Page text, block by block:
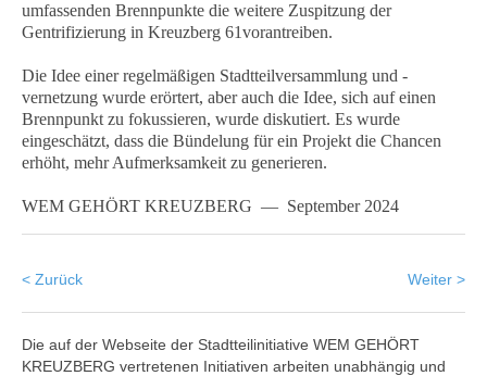
umfassenden Brennpunkte die weitere Zuspitzung der
Gentrifizierung in Kreuzberg 61vorantreiben.
Die Idee einer regelmäßigen Stadtteilversammlung und -
vernetzung wurde erörtert, aber auch die Idee, sich auf einen
Brennpunkt zu fokussieren, wurde diskutiert. Es wurde
eingeschätzt, dass die Bündelung für ein Projekt die Chancen
erhöht, mehr Aufmerksamkeit zu generieren.
WEM GEHÖRT KREUZBERG — September 2024
< Zurück Weiter >
Die auf der Webseite der Stadtteilinitiative WEM GEHÖRT
KREUZBERG vertretenen Initiativen arbeiten unabhängig und